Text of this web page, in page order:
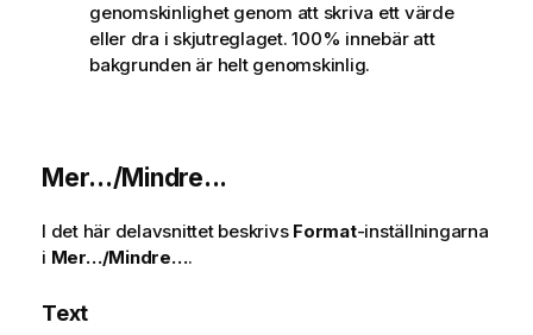
genomskinlighet genom att skriva ett värde
eller dra i skjutreglaget. 100% innebär att
bakgrunden är helt genomskinlig.
Mer.../Mindre...
I det här delavsnittet beskrivs Format-inställningarna
i Mer…/Mindre….
Text